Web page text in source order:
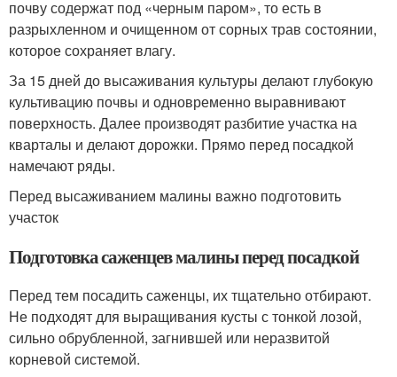
почву содержат под «черным паром», то есть в
разрыхленном и очищенном от сорных трав состоянии,
которое сохраняет влагу.
За 15 дней до высаживания культуры делают глубокую
культивацию почвы и одновременно выравнивают
поверхность. Далее производят разбитие участка на
кварталы и делают дорожки. Прямо перед посадкой
намечают ряды.
Перед высаживанием малины важно подготовить
участок
Подготовка саженцев малины перед посадкой
Перед тем посадить саженцы, их тщательно отбирают.
Не подходят для выращивания кусты с тонкой лозой,
сильно обрубленной, загнившей или неразвитой
корневой системой.